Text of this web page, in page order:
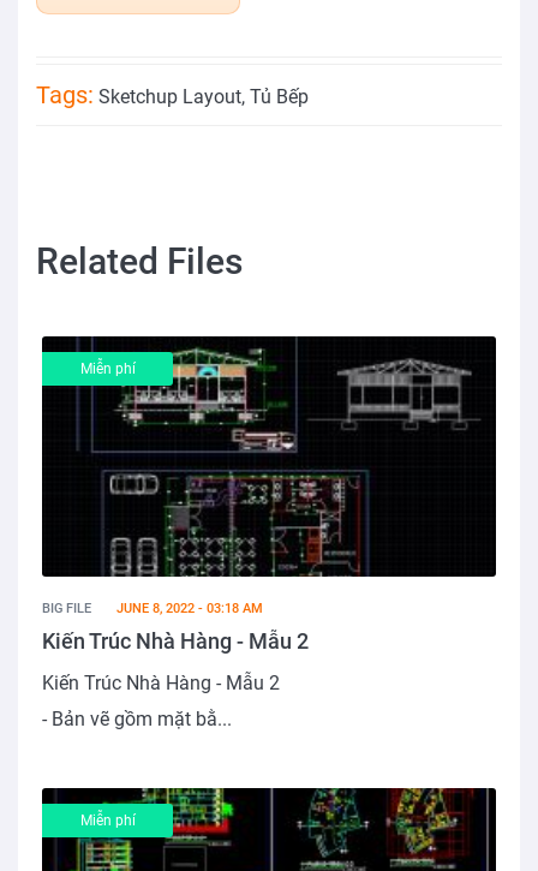
Tags: Sketchup Layout, Tủ Bếp
Related Files
Miễn phí
BIG FILE JUNE 8, 2022 - 03:18 AM
Kiến Trúc Nhà Hàng - Mẫu 2
Kiến Trúc Nhà Hàng - Mẫu 2
- Bản vẽ gồm mặt bằ...
Miễn phí